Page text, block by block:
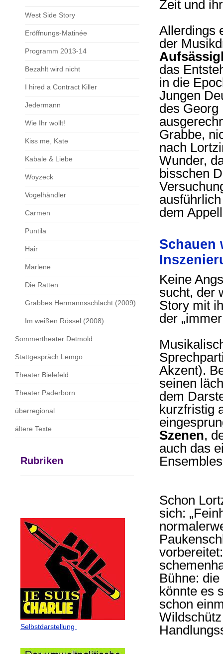
West Side Story
Eröffnungs-Matinée
Programm 2013-14
Bezahlt wird nicht
I hired a Contract Killer
Jedermann
Wie Ihr wollt!
Kiss me, Kate
Kabale & Liebe
Woyzeck
Vogelhändler
Carmen
Puntila
Hair
Marlene
Die Ratten
Grabbes Hermannsschlacht (2009)
Im weißen Rössel (2008)
Sommertheater Detmold
Stattgespräch Lemgo
Theater Bielefeld
Theater Paderborn
überregional
ältere Texte
Rubriken
Selbstdarstellung
Zeit und
Allerdings
der
das
in die
Jungen
des Georg
Grabbe,
nach
Wunder,
bisschen
dem
Schauen
Keine
sucht, der
Story mit
der „
Akzent).
seinen
dem
kurzfristig
Szenen,
auch das
Schon
sich:
Bühne:
könnte es
schon